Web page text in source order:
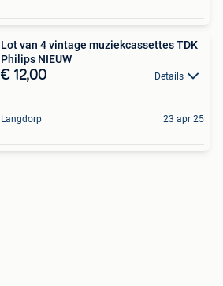
Lot van 4 vintage muziekcassettes TDK
Philips NIEUW
€ 12,00 Details
Langdorp 23 apr 25